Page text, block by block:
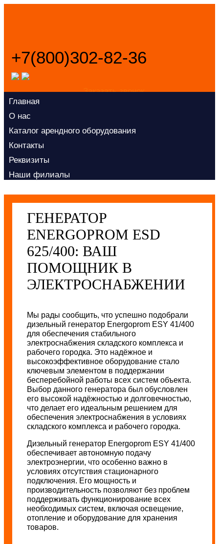
+7(800)302-82-36
Заказать звонок
Главная
О нас
Каталог арендного оборудования
Контакты
Реквизиты
Наши филиалы
ГЕНЕРАТОР
ENERGOPROM ESD
625/400: ВАШ
ПОМОЩНИК В
ЭЛЕКТРОСНАБЖЕНИИ
Мы рады сообщить, что успешно подобрали
дизельный генератор Energoprom ESY 41/400
для обеспечения стабильного
электроснабжения складского комплекса и
рабочего городка. Это надёжное и
высокоэффективное оборудование стало
ключевым элементом в поддержании
бесперебойной работы всех систем объекта.
Выбор данного генератора был обусловлен
его высокой надёжностью и долговечностью,
что делает его идеальным решением для
обеспечения электроснабжения в условиях
складского комплекса и рабочего городка.
Дизельный генератор Energoprom ESY 41/400
обеспечивает автономную подачу
электроэнергии, что особенно важно в
условиях отсутствия стационарного
подключения. Его мощность и
производительность позволяют без проблем
поддерживать функционирование всех
необходимых систем, включая освещение,
отопление и оборудование для хранения
товаров.